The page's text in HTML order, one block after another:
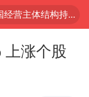
龙卷潜势
上涨个股